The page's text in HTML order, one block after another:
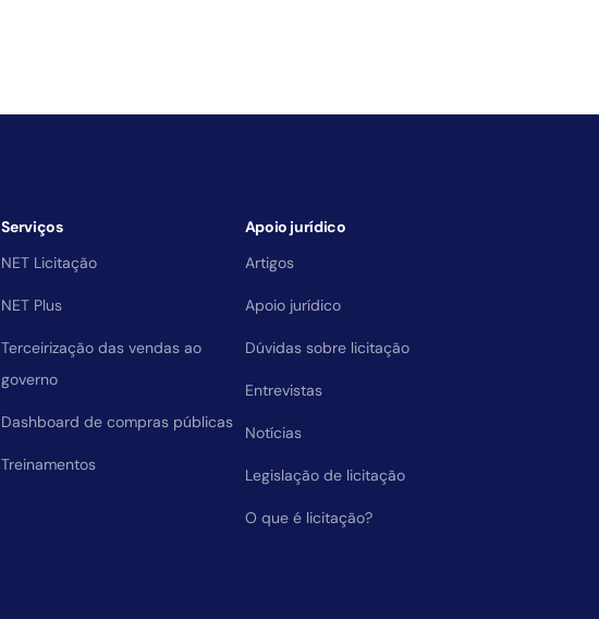
Serviços
NET Licitação
NET Plus
Terceirização das vendas ao
governo
Dashboard de compras públicas
Treinamentos
Apoio jurídico
Artigos
Apoio jurídico
Dúvidas sobre licitação
Entrevistas
Notícias
Legislação de licitação
O que é licitação?